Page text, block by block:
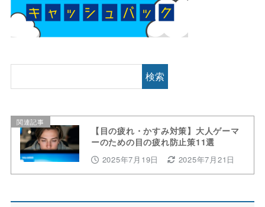
検索
関連記事
【目の疲れ・かすみ対策】大人ゲーマ
ーのための目の疲れ防止策11選
2025年7月19日 2025年7月21日